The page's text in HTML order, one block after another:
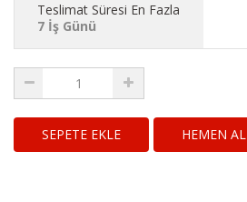
Teslimat Süresi En Fazla
7 İş Günü
HEMEN AL